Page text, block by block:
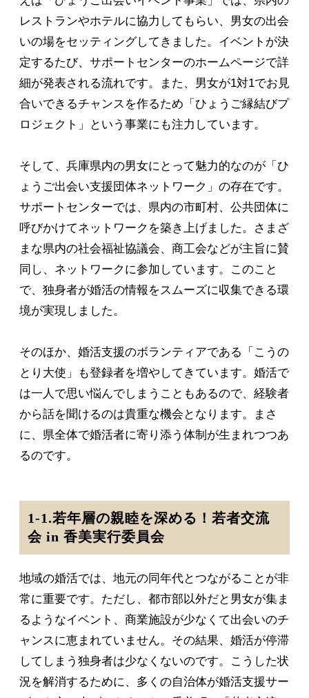
レストランやホテルに協力してもらい、男女の出会
いの場をセッティングしてきました。イベントが決
定するたび、サポートセンターのホームページで詳
細が発表される流れです。また、男女が1対1でお見
合いできるチャンスを作るため「ひょうご縁結びプ
ロジェクト」という事業にも注力しています。
そして、兵庫県内の男女にとって魅力的なのが「ひ
ょうご出会い支援団体ネットワーク」の存在です。
サポートセンターでは、県内の市町村、公共団体に
呼びかけてネットワークを築き上げました。さまざ
まな県内の社会福祉協議会、商工会などが主旨に賛
同し、ネットワークに参加しています。このこと
で、独身者が婚活の情報をスムーズに収集できる環
境が実現しました。
そのほか、婚活支援のボランティアである「こうの
とり大使」も登録者を増やしてきています。婚活で
は一人で思い悩んでしまうこともあるので、経験者
から話を聞けるのは貴重な機会となります。まさ
に、県全体で婚活者に寄り添う体制が生まれつつあ
るのです。
1-1.若年層の親睦を深める！若者交流
会 in 香美実行委員会
地域の婚活では、地元の同年代とつながることが非
常に重要です。ただし、都市部以外だと男女が集ま
るようなイベント、商業施設が少なくて出会いのチ
ャンスに恵まれていません。その結果、婚活が停滞
してしまう独身者は少なくないのです。こうした状
況を解消するために、多くの自治体が婚活支援サー